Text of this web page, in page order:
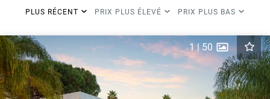
PLUS RÉCENT PRIX PLUS ÉLEVÉ PRIX PLUS BAS
1|50